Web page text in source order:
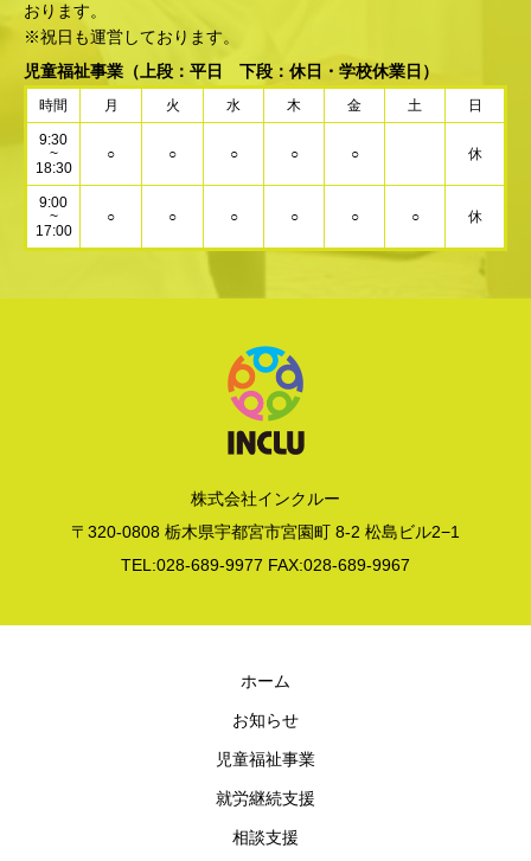
おります。
※祝日も運営しております。
児童福祉事業 （上段：平日 下段：休日・学校休業日）
時間 月 火 水 木 金 土 日
9:30
~
18:30
○ ○ ○ ○ ○ 休
9:00
~
17:00
○ ○ ○ ○ ○ ○ 休
株式会社インクルー
〒320-0808 栃木県宇都宮市宮園町 8-2 松島ビル2−1
TEL:028-689-9977 FAX:028-689-9967
ホーム
お知らせ
児童福祉事業
就労継続支援
相談支援